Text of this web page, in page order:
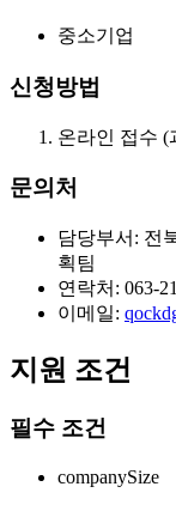
중소기업
신청방법
온라인 접수
문의처
담당부서: 전
획팀
연락처: 063-
이메일:
지원 조건
필수 조건
companySize